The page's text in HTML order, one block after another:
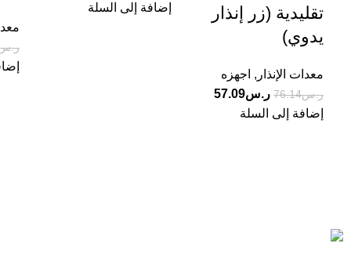
تقليدية (زر إنذار
يدوي)
معدات الإنذار , اجهزه
ر.س76.14 ر.س57.09
إضافة إلى السلة
إضافة إلى السلة